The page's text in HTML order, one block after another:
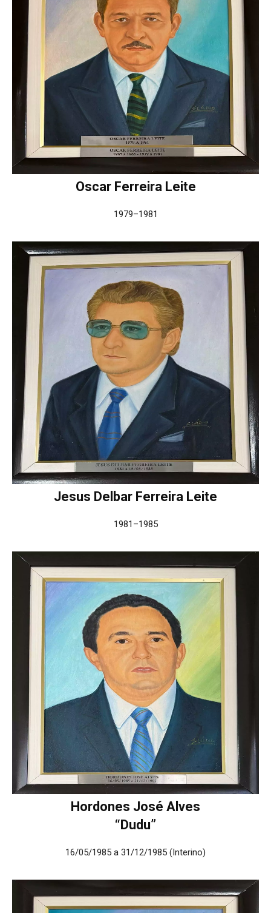
Oscar Ferreira Leite
1979–1981
Jesus Delbar Ferreira Leite
1981–1985
Hordones José Alves
“Dudu”
16/05/1985 a 31/12/1985 (Interino)